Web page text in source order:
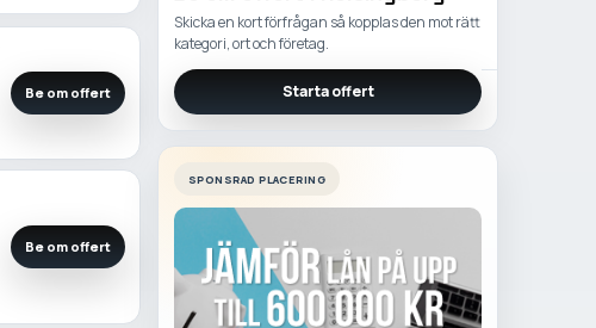
Be om offert
Be om offert
Skicka en kort förfrågan så kopplas den mot rätt
kategori, ort och företag.
Starta offert
SPONSRAD PLACERING